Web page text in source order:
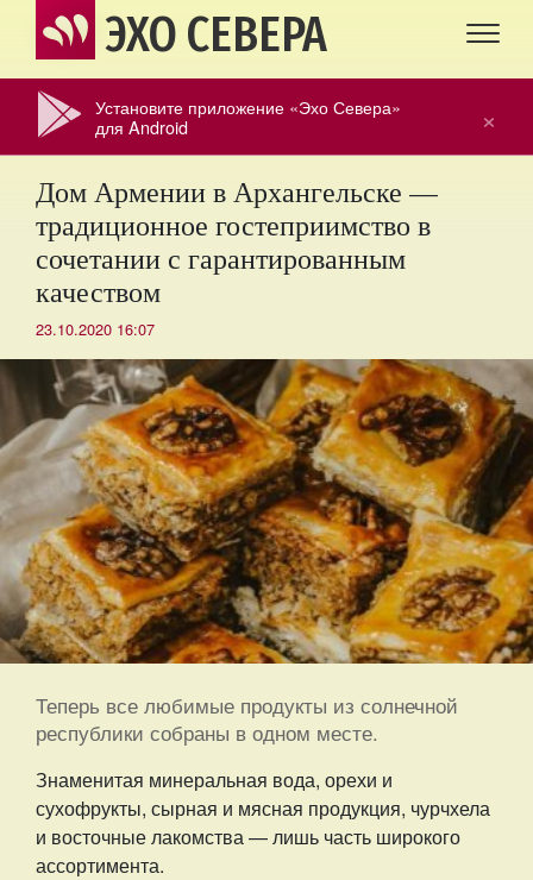
ЭХО СЕВЕРА
×
Установите приложение «Эхо Севера»
для Android
Дом Армении в Архангельске —
традиционное гостеприимство в
сочетании с гарантированным
качеством
23.10.2020 16:07
Теперь все любимые продукты из солнечной
республики собраны в одном месте.
Знаменитая минеральная вода, орехи и
сухофрукты, сырная и мясная продукция, чурчхела
и восточные лакомства — лишь часть широкого
ассортимента.